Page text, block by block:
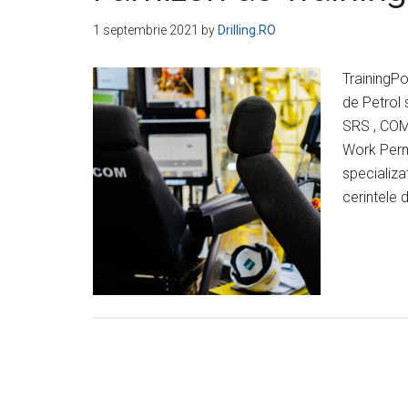
1 septembrie 2021 by Drilling.RO
de Petrol
SRS ,
Work
cerintele